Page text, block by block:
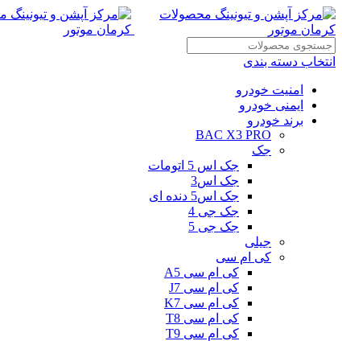
انتخاب دسته بندی
امنیت خودرو
ایمنی خودرو
برند خودرو
BAC X3 PRO
جک
جک اس 5 اتومات
جک اس3
جک اس5 دنده ای
جک جی 4
جک جی 5
جیلی
کی ام سی
کی ام سی A5
کی ام سی J7
کی ام سی K7
کی ام سی T8
کی ام سی T9